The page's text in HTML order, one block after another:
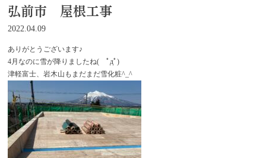
弘前市 屋根工事
2022.04.09
ありがとうございます♪
4月なのに雪が降りましたね( ﾟдﾟ)
津軽富士、岩木山もまだまだ雪化粧^_^